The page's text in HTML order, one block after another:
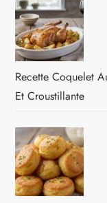
Recette Coquelet
Et Croustillante